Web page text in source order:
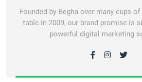
Founded by Begha over many cups
table in 2009, our brand promise is
powerful digital marketing